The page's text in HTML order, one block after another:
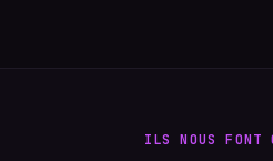
ILS NOUS FONT